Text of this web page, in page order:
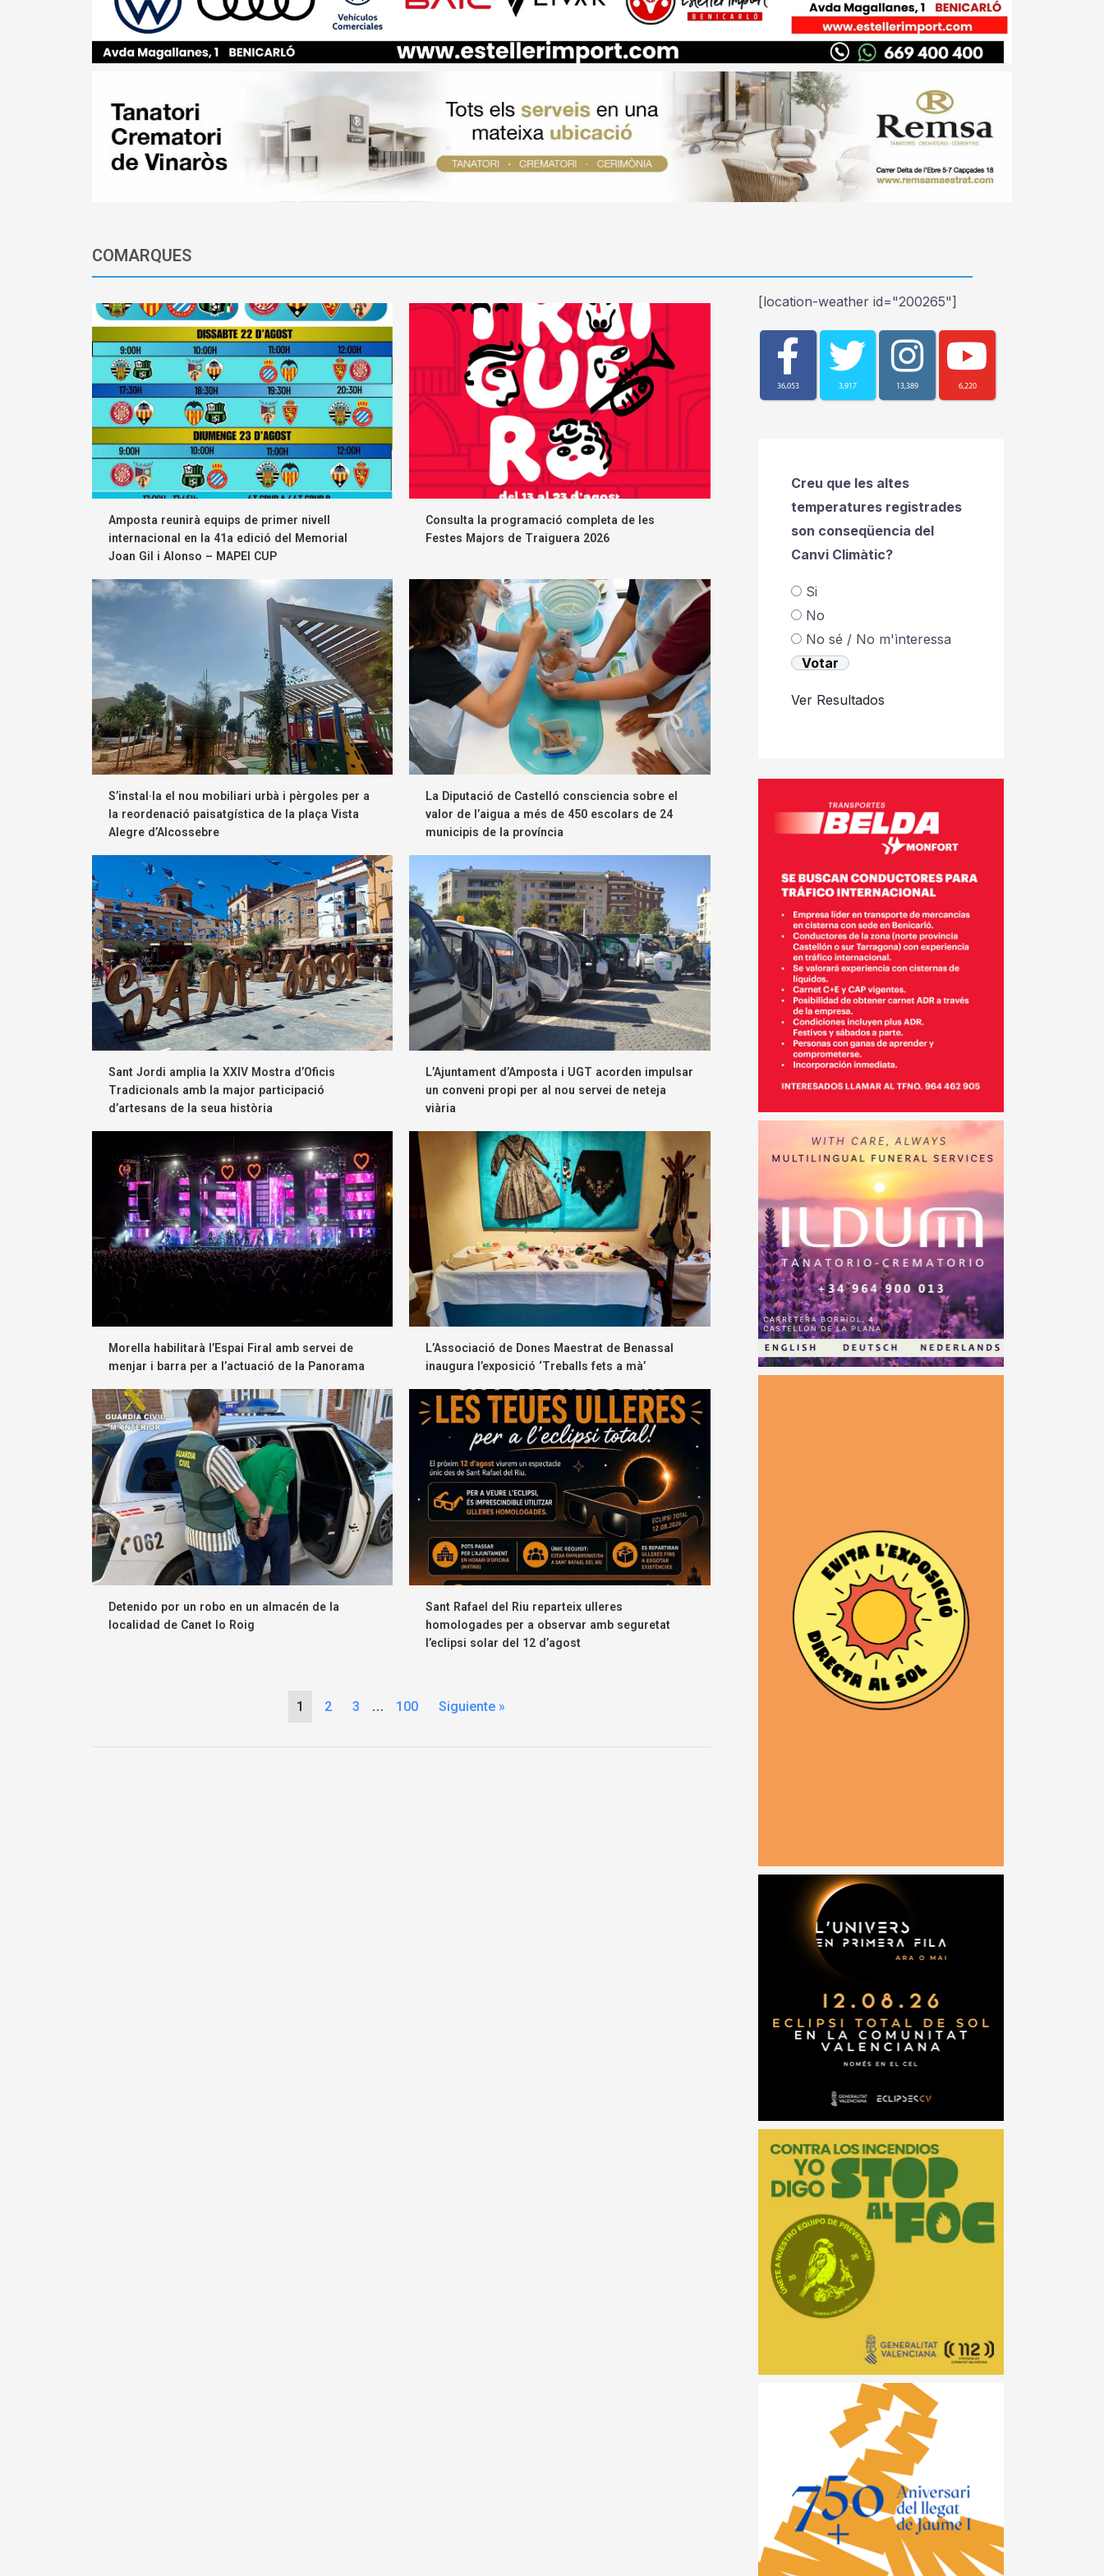
COMARQUES
Amposta reunirà equips de primer nivell
internacional en la 41a edició del Memorial
Joan Gil i Alonso – MAPEI CUP
Consulta la programació completa de les
Festes Majors de Traiguera 2026
S’instal·la el nou mobiliari urbà i pèrgoles per a
la reordenació paisatgística de la plaça Vista
Alegre d’Alcossebre
La Diputació de Castelló consciencia sobre el
valor de l’aigua a més de 450 escolars de 24
municipis de la província
Sant Jordi amplia la XXIV Mostra d’Oficis
Tradicionals amb la major participació
d’artesans de la seua història
L’Ajuntament d’Amposta i UGT acorden impulsar
un conveni propi per al nou servei de neteja
viària
Morella habilitarà l’Espai Firal amb servei de
menjar i barra per a l’actuació de la Panorama
L’Associació de Dones Maestrat de Benassal
inaugura l’exposició ‘Treballs fets a mà’
Detenido por un robo en un almacén de la
localidad de Canet lo Roig
Sant Rafael del Riu reparteix ulleres
homologades per a observar amb seguretat
l’eclipsi solar del 12 d’agost
1 2 3 … 100 Siguiente »
[location-weather id="200265"]
36,053 3,917 13,389 6,220
Creu que les altes
temperatures registrades
son conseqüencia del
Canvi Climàtic?
Si
No
No sé / No m'ìnteressa
Ver Resultados